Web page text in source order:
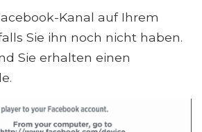
Kanal auf Ihrem
Sie ihn noch nicht haben.
Sie erhalten einen